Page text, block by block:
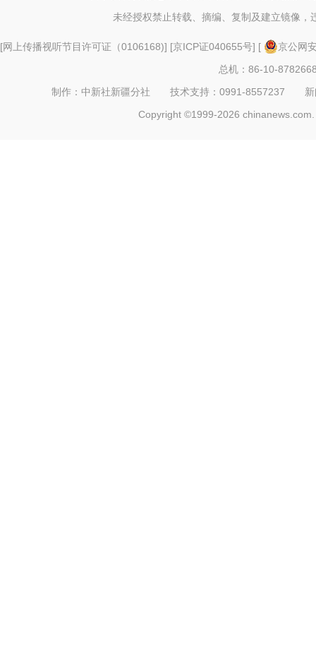
未经授权禁止转载、摘编、复制及建立镜像，
[网上传播视听节目许可证（0106168)] [京ICP证040655号] [
京公网
总机：86-10-
制作：中新社新疆分社 技术支持：0991-8557237
Copyright ©1999-2026